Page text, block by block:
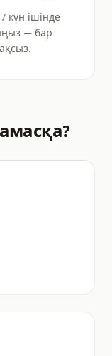
күн ішінде
— бар